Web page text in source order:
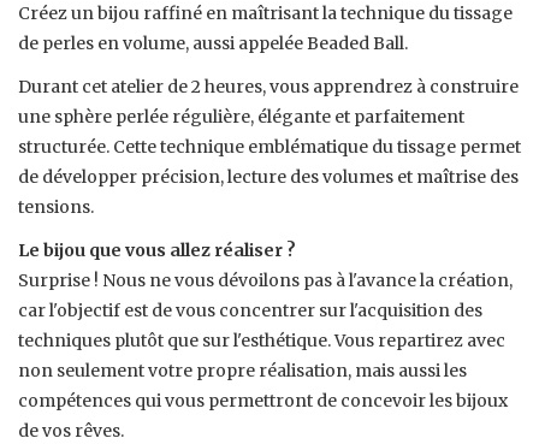
Créez un bijou raffiné en maîtrisant la technique du tissage
de perles en volume, aussi appelée Beaded Ball.
Durant cet atelier de 2 heures, vous apprendrez à construire
une sphère perlée régulière, élégante et parfaitement
structurée. Cette technique emblématique du tissage permet
de développer précision, lecture des volumes et maîtrise des
tensions.
Le bijou que vous allez réaliser ?
Surprise ! Nous ne vous dévoilons pas à l'avance la création,
car l'objectif est de vous concentrer sur l'acquisition des
techniques plutôt que sur l'esthétique. Vous repartirez avec
non seulement votre propre réalisation, mais aussi les
compétences qui vous permettront de concevoir les bijoux
de vos rêves.